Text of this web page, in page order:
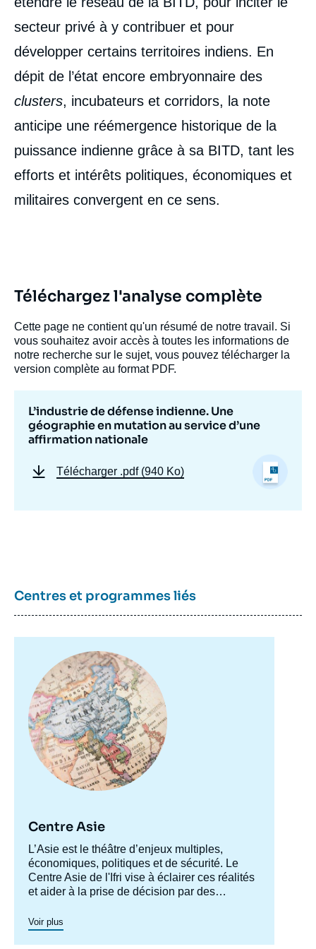
secteur privé à y contribuer et pour
développer certains territoires indiens. En
dépit de l’état encore embryonnaire des
clusters, incubateurs et corridors, la note
anticipe une réémergence historique de la
puissance indienne grâce à sa BITD, tant les
efforts et intérêts politiques, économiques et
militaires convergent en ce sens.
Téléchargez l'analyse complète
Cette page ne contient qu'un résumé de notre travail. Si
vous souhaitez avoir accès à toutes les informations de
notre recherche sur le sujet, vous pouvez télécharger la
version complète au format PDF.
L’industrie de défense indienne. Une
géographie en mutation au service d’une
affirmation nationale
Télécharger .pdf (940 Ko)
Centres et programmes liés
principale
Centre Asie
Accroche
centre
L’Asie est le théâtre d’enjeux multiples,
économiques, politiques et de sécurité. Le
Centre Asie de l'Ifri vise à éclairer ces réalités
et aider à la prise de décision par des
d’une plateforme de dialogue permanent
autour de ces enjeux.
de deux grands axes : les relations des
grandes puissances asiatiques avec le reste
Voir plus
de
de
publication
Nicolas PÉNÉ, « L’industrie de défense